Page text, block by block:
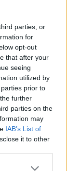
parties, or
for
opt-out
that after your
seeing
utilized by
prior to
further
parties on the
may
IAB’s List of
it to other